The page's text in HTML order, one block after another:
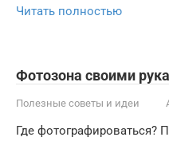
Читать полностью
Фотозона своими
Полезные советы и идеи
Где фотографироваться?